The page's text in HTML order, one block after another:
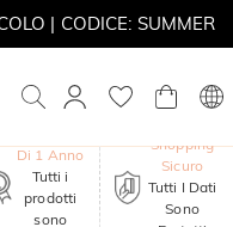
| CODICE: SUMMER
IN REGALO
Di 1 Anno
Tutti i
prodotti
sono
Shopping
Sicuro
Tutti I Dati
Sono